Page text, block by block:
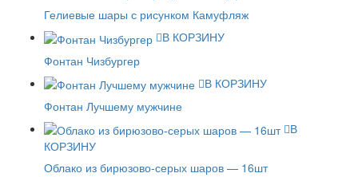
Гелиевые шары с рисунком Камуфляж
В КОРЗИНУ
Фонтан Чизбургер
В КОРЗИНУ
Фонтан Лучшему мужчине
В
КОРЗИНУ
Облако из бирюзово-серых шаров — 16шт